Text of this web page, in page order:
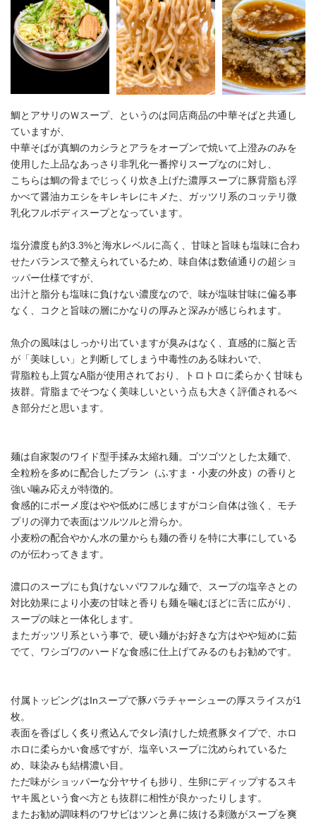
鯛とアサリのＷスープ、というのは同店商品の中華そばと共通し
ていますが、
中華そばが真鯛のカシラとアラをオーブンで焼いて上澄みのみを
使用した上品なあっさり非乳化一番搾りスープなのに対し、
こちらは鯛の骨までじっくり炊き上げた濃厚スープに豚背脂も浮
かべて醤油カエシをキレキレにキメた、ガッツリ系のコッテリ微
乳化フルボディスープとなっています。
塩分濃度も約3.3%と海水レベルに高く、甘味と旨味も塩味に合わ
せたバランスで整えられているため、味自体は数値通りの超ショ
ッパー仕様ですが、
出汁と脂分も塩味に負けない濃度なので、味が塩味甘味に偏る事
なく、コクと旨味の層にかなりの厚みと深みが感じられます。
魚介の風味はしっかり出ていますが臭みはなく、直感的に脳と舌
が「美味しい」と判断してしまう中毒性のある味わいで、
背脂粒も上質なA脂が使用されており、トロトロに柔らかく甘味も
抜群。背脂までそつなく美味しいという点も大きく評価されるべ
き部分だと思います。
麺は自家製のワイド型手揉み太縮れ麺。ゴツゴツとした太麺で、
全粒粉を多めに配合したブラン（ふすま・小麦の外皮）の香りと
強い噛み応えが特徴的。
食感的にボーメ度はやや低めに感じますがコシ自体は強く、モチ
プリの弾力で表面はツルツルと滑らか。
小麦粉の配合やかん水の量からも麺の香りを特に大事にしている
のが伝わってきます。
濃口のスープにも負けないパワフルな麺で、スープの塩辛さとの
対比効果により小麦の甘味と香りも麺を噛むほどに舌に広がり、
スープの味と一体化します。
またガッツリ系という事で、硬い麺がお好きな方はやや短めに茹
でて、ワシゴワのハードな食感に仕上げてみるのもお勧めです。
付属トッピングはInスープで豚バラチャーシューの厚スライスが1
枚。
表面を香ばしく炙り煮込んでタレ漬けした焼煮豚タイプで、ホロ
ホロに柔らかい食感ですが、塩辛いスープに沈められているた
め、味染みも結構濃い目。
ただ味がショッパーな分ヤサイも捗り、生卵にディップするスキ
ヤキ風という食べ方とも抜群に相性が良かったりします。
またお勧め調味料のワサビはツンと鼻に抜ける刺激がスープを爽